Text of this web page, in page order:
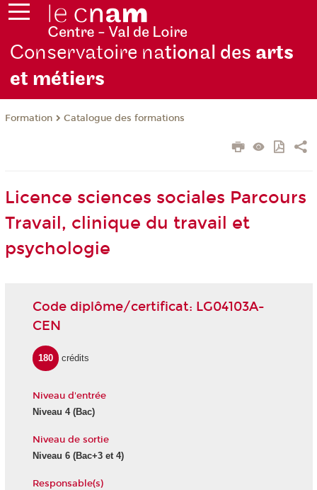
Conservatoire national des arts
et métiers
Formation Catalogue des formations
Licence sciences sociales Parcours
Travail, clinique du travail et
psychologie
Code diplôme/certificat: LG04103A-
CEN
180 crédits
Niveau d'entrée
Niveau 4 (Bac)
Niveau de sortie
Niveau 6 (Bac+3 et 4)
Responsable(s)